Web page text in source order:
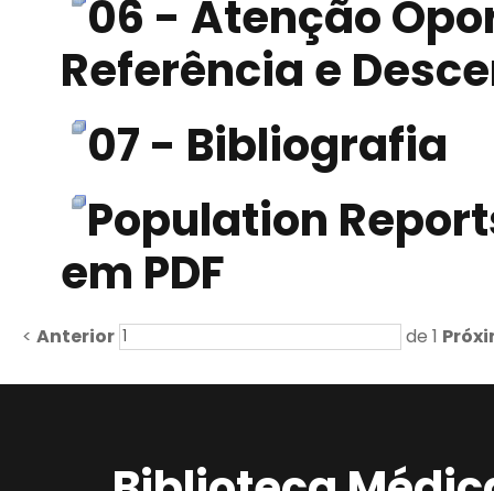
06 - Atenção
Referência e
07 - Bibliografia
Population
em PDF
< Anterior de 1